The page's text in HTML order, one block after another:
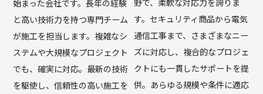
始まった会社です。長年の経験
と高い技術力を持つ専門チーム
が施工を担当します。複雑なシ
ステムや大規模なプロジェクト
でも、確実に対応。最新の技術
を駆使し、信頼性の高い施工を
す。セキュリティ商品から電気
通信工事まで、さまざまなニー
ズに対応し、複合的なプロジェ
クトにも一貫したサポートを提
供。あらゆる規模や条件に適応